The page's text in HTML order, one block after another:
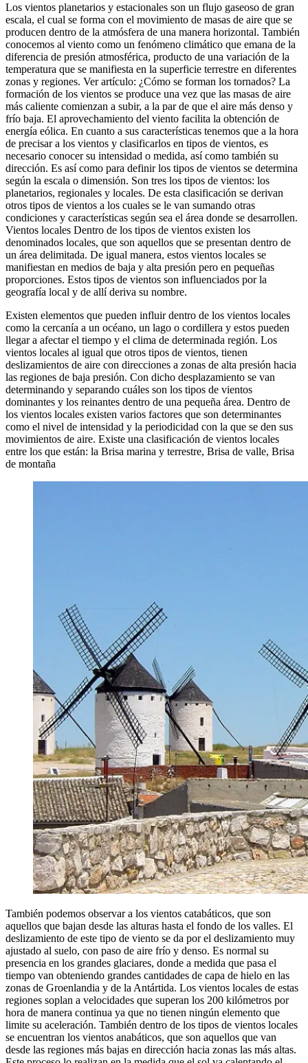
Los vientos planetarios y estacionales son un flujo gaseoso de gran
escala, el cual se forma con el movimiento de masas de aire que se
producen dentro de la atmósfera de una manera horizontal. También
conocemos al viento como un fenómeno climático que emana de la
diferencia de presión atmosférica, producto de una variación de la
temperatura que se manifiesta en la superficie terrestre en diferentes
zonas y regiones. Ver artículo: ¿Cómo se forman los tornados? La
formación de los vientos se produce una vez que las masas de aire
más caliente comienzan a subir, a la par de que el aire más denso y
frío baja. El aprovechamiento del viento facilita la obtención de
energía eólica. En cuanto a sus características tenemos que a la hora
de precisar a los vientos y clasificarlos en tipos de vientos, es
necesario conocer su intensidad o medida, así como también su
dirección. Es así como para definir los tipos de vientos se determina
según la escala o dimensión. Son tres los tipos de vientos: los
planetarios, regionales y locales. De esta clasificación se derivan
otros tipos de vientos a los cuales se le van sumando otras
condiciones y características según sea el área donde se desarrollen.
Vientos locales Dentro de los tipos de vientos existen los
denominados locales, que son aquellos que se presentan dentro de
un área delimitada. De igual manera, estos vientos locales se
manifiestan en medios de baja y alta presión pero en pequeñas
proporciones. Estos tipos de vientos son influenciados por la
geografía local y de allí deriva su nombre.
Existen elementos que pueden influir dentro de los vientos locales
como la cercanía a un océano, un lago o cordillera y estos pueden
llegar a afectar el tiempo y el clima de determinada región. Los
vientos locales al igual que otros tipos de vientos, tienen
deslizamientos de aire con direcciones a zonas de alta presión hacia
las regiones de baja presión. Con dicho desplazamiento se van
determinando y separando cuáles son los tipos de vientos
dominantes y los reinantes​ dentro de una pequeña área. Dentro de
los vientos locales existen varios factores que son determinantes
como el nivel de intensidad y la periodicidad con la que se den sus
movimientos de aire. Existe una clasificación de vientos locales
entre los que están: la Brisa marina y terrestre, Brisa de valle, Brisa
de montaña
También podemos observar a los vientos catabáticos, que son
aquellos que bajan desde las alturas hasta el fondo de los valles. El
deslizamiento de este tipo de viento se da por el deslizamiento muy
ajustado al suelo, con paso de aire frío y denso. Es normal su
presencia en los grandes glaciares, donde a medida que pasa el
tiempo van obteniendo grandes cantidades de capa de hielo en las
zonas de Groenlandia y de la Antártida. Los vientos locales de estas
regiones soplan a velocidades que superan los 200 kilómetros por
hora de manera continua ya que no tienen ningún elemento que
limite su aceleración. También dentro de los tipos de vientos locales
se encuentran los vientos anabáticos, que son aquellos que van
desde las regiones más bajas en dirección hacia zonas las más altas.